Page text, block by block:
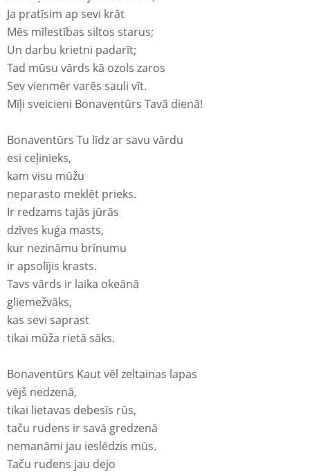
Ja pratīsim ap sevi krāt
Mēs mīlestības siltos starus;
Un darbu krietni padarīt;
Tad mūsu vārds kā ozols zaros
Sev vienmēr varēs sauli vīt.
Mīļi sveicieni Bonaventūrs Tavā dienā!
Bonaventūrs Tu līdz ar savu vārdu
esi ceļinieks,
kam visu mūžu
neparasto meklēt prieks.
Ir redzams tajās jūrās
dzīves kuģa masts,
kur nezināmu brīnumu
ir apsolījis krasts.
Tavs vārds ir laika okeānā
gliemežvāks,
kas sevi saprast
tikai mūža rietā sāks.
Bonaventūrs Kaut vēl zeltainas lapas
vējš nedzenā,
tikai lietavas debesīs rūs,
taču rudens ir savā gredzenā
nemanāmi jau ieslēdzis mūs.
Taču rudens jau dejo